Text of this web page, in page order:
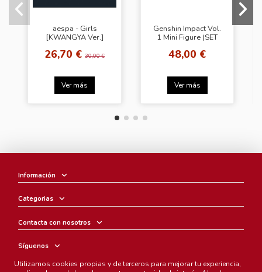
aespa - Girls
[KWANGYA Ver.]
26,70 €30,00 €
Ver más
Genshin Impact Vol.
1 Mini Figure (SET
48,00 €
Ver más
Información
Categorias
Contacta con nosotros
Síguenos
Boletín
Utilizamos cookies propias y de terceros para mejorar tu experiencia,